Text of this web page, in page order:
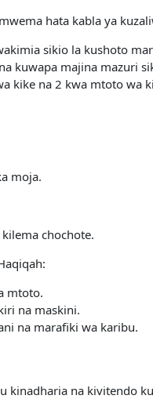
hata kabla ya
sikio la kushoto
kuwapa majina mazuri
kike na 2 kwa mtoto wa
moja.
chochote.
mtoto.
na maskini.
na marafiki wa karibu.
kinadharia na kivitendo